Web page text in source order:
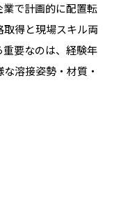
で計画的に配置転
得と現場スキル両
要なのは、経験年
溶接姿勢・材質・